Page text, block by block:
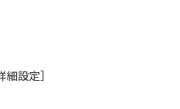
設定］